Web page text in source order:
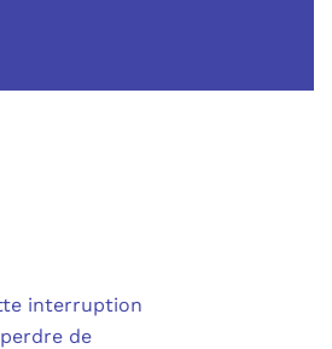
interruption
de